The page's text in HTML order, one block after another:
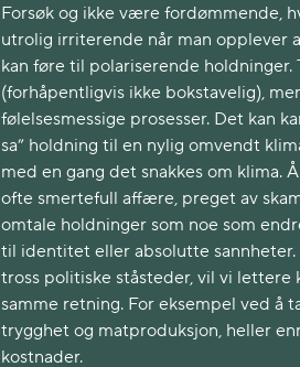
Forsøk og ikke være fordømmende,
utrolig irriterende når man opplever
kan føre til polariserende holdninger.
(forhåpentligvis ikke bokstavelig),
følelsesmessige prosesser. Det kan
sa” holdning til en nylig omvendt
med en gang det snakkes om klima.
ofte smertefull affære, preget av
omtale holdninger som noe som
til identitet eller absolutte sannheter.
tross politiske ståsteder, vil vi lettere
samme retning. For eksempel ved å
trygghet og matproduksjon, heller
kostnader.